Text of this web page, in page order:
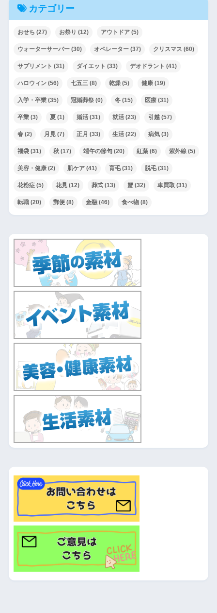
カテゴリー
おせち (27) お祭り (12) アウトドア(5)
ウォーターサーバー(30) オペレーター(37) クリスマス (60)
サプリメント (31) ダイエット (33) デオドラント (41)
ハロウィン(56) 七五三(8) 乾燥(5) 健康(19)
入学・卒業(35) 冠婚葬祭(0) 冬(15) 医療(31)
卒業(3) 夏 (1) 婚活(31) 就活(23) 引越(57)
春(2) 月見(7) 正月 (33) 生活(22) 病気(3)
福袋(31) 秋(17) 端午の節句(20) 紅葉(6) 紫外線(5)
美容・健康(2) 肌ケア(41) 育毛(31) 脱毛(31)
花粉症(5) 花見(12) 葬式(13) 蟹(32) 車買取 (31)
転職(20) 郵便(8) 金融(46) 食べ物(8)